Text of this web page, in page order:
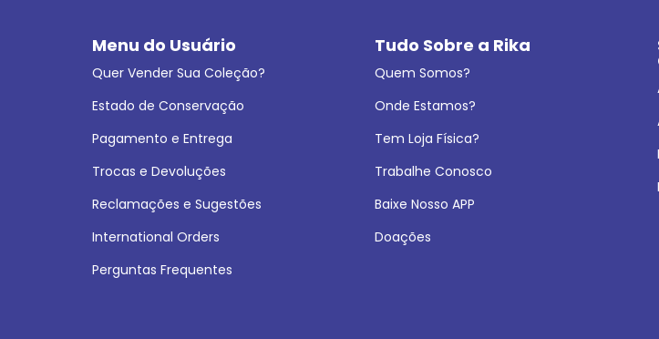
Menu do Usuário
Quer Vender Sua Coleção?
Estado de Conservação
Pagamento e Entrega
Trocas e Devoluções
Reclamações e Sugestões
International Orders
Perguntas Frequentes
Tudo Sobre a Rika
Quem Somos?
Onde Estamos?
Tem Loja Física?
Trabalhe Conosco
Baixe Nosso APP
Doações